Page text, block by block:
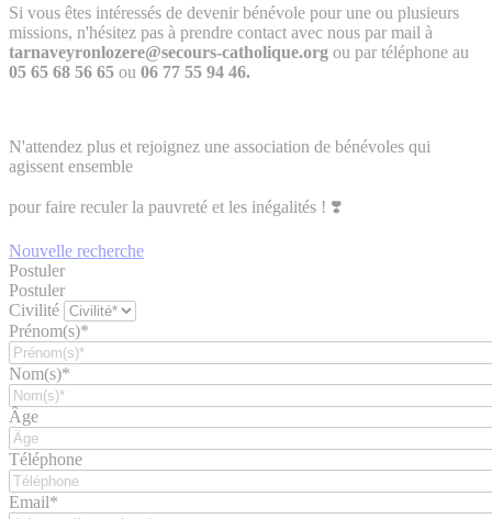
Si vous êtes intéressés de devenir bénévole pour une ou plusieurs
missions, n'hésitez pas à prendre contact avec nous par mail à
tarnaveyronlozere@secours-catholique.org ou par téléphone au
05 65 68 56 65 ou 06 77 55 94 46.
N'attendez plus et rejoignez une association de bénévoles qui
agissent ensemble
pour faire reculer la pauvreté et les inégalités ! ❣️
Nouvelle recherche
Postuler
Postuler
Civilité
Prénom(s)*
Nom(s)*
Âge
Téléphone
Email*